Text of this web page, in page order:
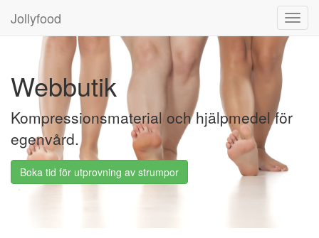
Jollyfood
Webbutik
Kompressionsmaterial och hjälpmedel för
egenvård.
Boka tid för utprovning av strumpor